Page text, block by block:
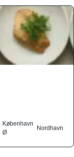
København
Ø
Nordhavn